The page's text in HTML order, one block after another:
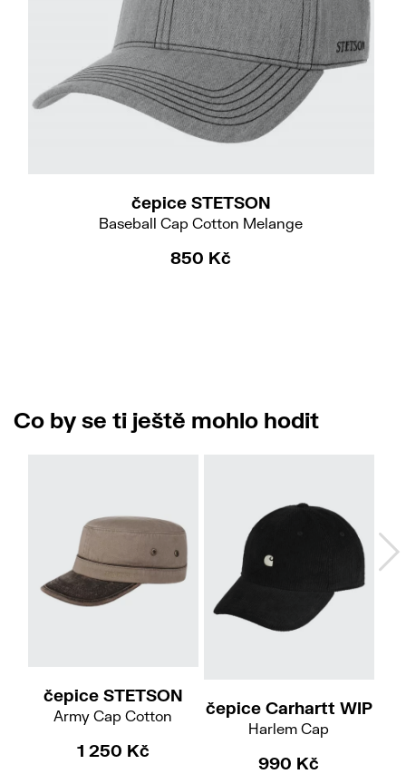
čepice STETSON
Baseball Cap Cotton Melange
850 Kč
Co by se ti ještě mohlo hodit
čepice STETSON
Army Cap Cotton
1 250 Kč
čepice Carhartt WIP
Harlem Cap
990 Kč